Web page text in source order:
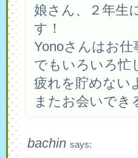
娘さん、２年生
す！
Yonoさんはお
でもいろいろ忙
疲れを貯めない
またお会いでき
bachin says: